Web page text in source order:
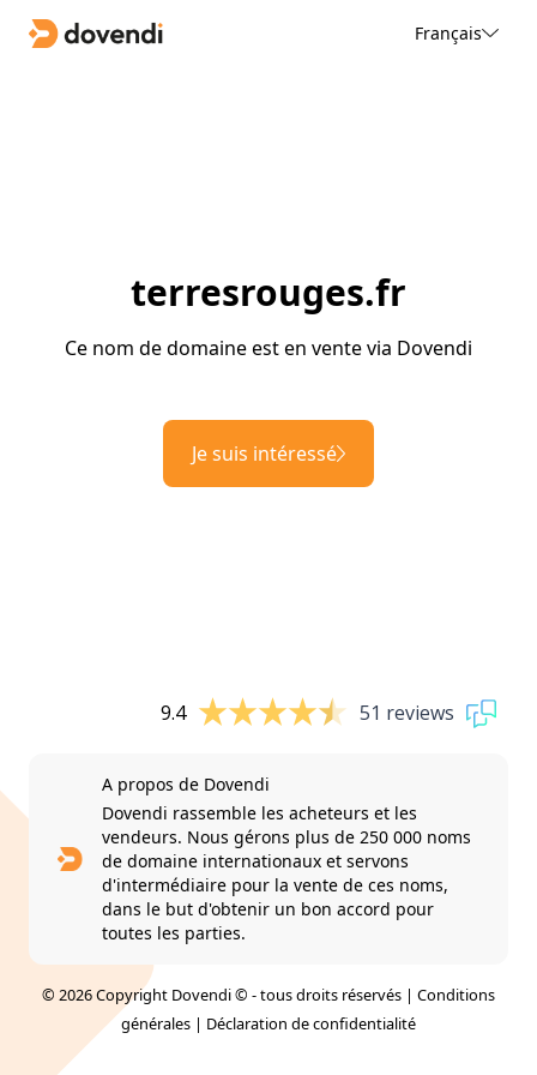
Français
terresrouges.fr
Ce nom de domaine est en vente via Dovendi
Je suis intéressé
9.4 51 reviews
A propos de Dovendi
Dovendi rassemble les acheteurs et les
vendeurs. Nous gérons plus de 250 000 noms
de domaine internationaux et servons
d'intermédiaire pour la vente de ces noms,
dans le but d'obtenir un bon accord pour
toutes les parties.
© 2026 Copyright Dovendi © - tous droits réservés | Conditions
générales | Déclaration de confidentialité